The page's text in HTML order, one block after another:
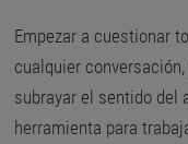
Empezar a cuestionar
cualquier
subrayar el sentido del
herramienta para